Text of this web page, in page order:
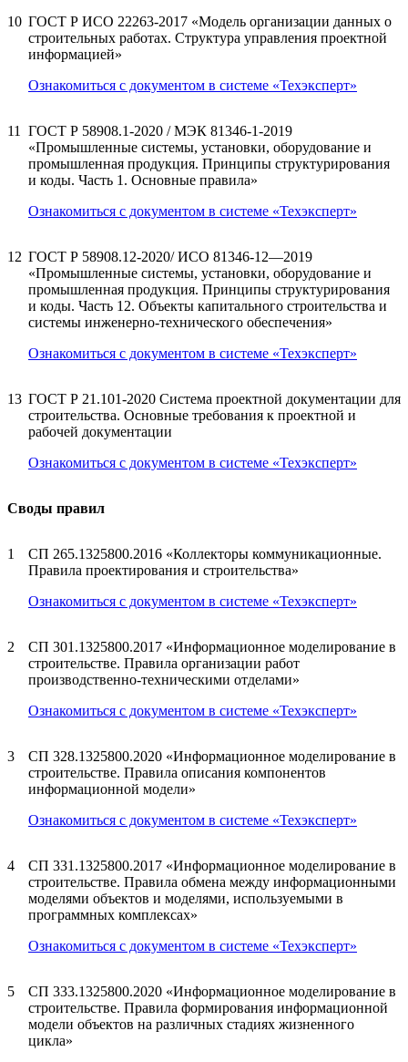
10 ГОСТ Р ИСО 22263-2017 «Модель организации данных о
строительных работах. Структура управления проектной
информацией»
Ознакомиться с документом в системе «Техэксперт»
11
ГОСТ Р 58908.1-2020 / МЭК 81346-1-2019
«Промышленные системы, установки, оборудование и
промышленная продукция. Принципы структурирования
и коды. Часть 1. Основные правила»
Ознакомиться с документом в системе «Техэксперт»
12 ГОСТ Р 58908.12-2020/ ИСО 81346-12—2019
«Промышленные системы, установки, оборудование и
промышленная продукция. Принципы структурирования
и коды. Часть 12. Объекты капитального строительства и
системы инженерно-технического обеспечения»
Ознакомиться с документом в системе «Техэксперт»
13 ГОСТ Р 21.101-2020 Система проектной документации для
строительства. Основные требования к проектной и
рабочей документации
Ознакомиться с документом в системе «Техэксперт»
Своды правил
1
СП 265.1325800.2016 «Коллекторы коммуникационные.
Правила проектирования и строительства»
Ознакомиться с документом в системе «Техэксперт»
2
СП 301.1325800.2017 «Информационное моделирование в
строительстве. Правила организации работ
производственно-техническими отделами»
Ознакомиться с документом в системе «Техэксперт»
3
СП 328.1325800.2020 «Информационное моделирование в
строительстве. Правила описания компонентов
информационной модели»
Ознакомиться с документом в системе «Техэксперт»
4
СП 331.1325800.2017 «Информационное моделирование в
строительстве. Правила обмена между информационными
моделями объектов и моделями, используемыми в
программных комплексах»
Ознакомиться с документом в системе «Техэксперт»
5
СП 333.1325800.2020 «Информационное моделирование в
строительстве. Правила формирования информационной
модели объектов на различных стадиях жизненного
цикла»